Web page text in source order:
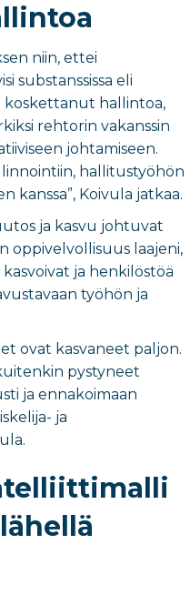
niin, ettei
substanssissa eli
koskettanut hallintoa,
rehtorin vakanssin
johtamiseen.
hallitustyöhön
kanssa”, Koivula jatkaa.
ja kasvu johtuvat
oppivelvollisuus laajeni,
ja henkilöstöä
työhön ja
ovat kasvaneet paljon.
pystyneet
ja ennakoimaan
ja